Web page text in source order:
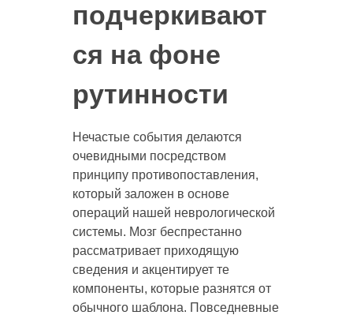
подчеркивают
ся на фоне
рутинности
Нечастые события делаются
очевидными посредством
принципу противопоставления,
который заложен в основе
операций нашей неврологической
системы. Мозг беспрестанно
рассматривает приходящую
сведения и акцентирует те
компоненты, которые разнятся от
обычного шаблона. Повседневные